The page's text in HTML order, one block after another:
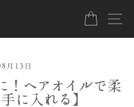
カート
月13日
！ヘアオイルで柔
に入れる】